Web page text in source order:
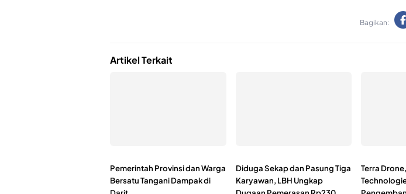
Bagikan:
Artikel Terkait
Pemerintah Provinsi dan Warga
Bersatu Tangani Dampak di
Diduga Sekap dan Pasung Tiga
Karyawan, LBH Ungkap
Terra